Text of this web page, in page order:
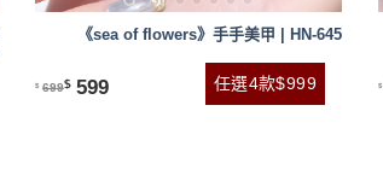
《sea of flowers》手手美甲 | HN-645
$ 699$ 599 任選4款$999 $